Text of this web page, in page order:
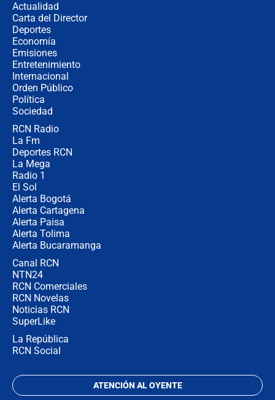
Actualidad
Carta del Director
Deportes
Economía
Emisiones
Entretenimiento
Internacional
Orden Público
Política
Sociedad
RCN Radio
La Fm
Deportes RCN
La Mega
Radio 1
El Sol
Alerta Bogotá
Alerta Cartagena
Alerta Paisa
Alerta Tolima
Alerta Bucaramanga
Canal RCN
NTN24
RCN Comerciales
RCN Novelas
Noticias RCN
SuperLike
La República
RCN Social
ATENCIÓN AL OYENTE